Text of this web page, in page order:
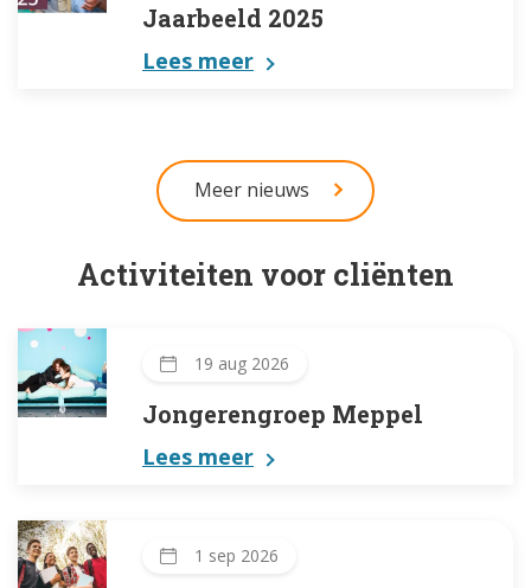
Jaarbeeld 2025
Lees meer
Meer nieuws
Activiteiten voor cliënten
Jongerengroep Meppel
19 aug 2026
Lees meer
1 sep 2026